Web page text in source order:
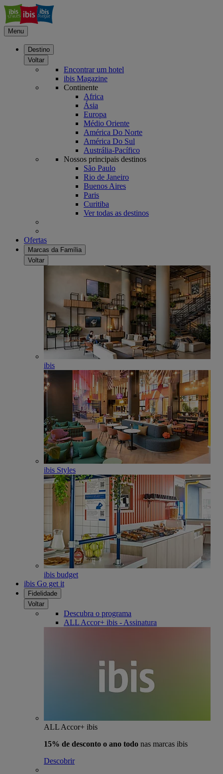
Menu
Destino
Voltar
Encontrar um hotel
ibis Magazine
Continente
Africa
Ásia
Europa
Médio Oriente
América Do Norte
América Do Sul
Austrália-Pacífico
Nossos principais destinos
São Paulo
Rio de Janeiro
Buenos Aires
Paris
Curitiba
Ver todas as destinos
Ofertas
Marcas da Família
Voltar
ibis
ibis Styles
ibis budget
ibis Go get it
Fidelidade
Voltar
Descubra o programa
ALL Accor+ ibis - Assinatura
ALL Accor+ ibis
15% de desconto o ano todo nas marcas ibis
Descobrir